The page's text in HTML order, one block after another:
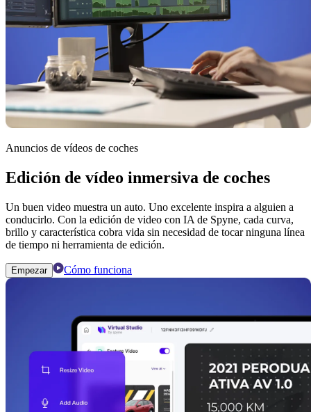
Anuncios de vídeos de coches
Edición de vídeo inmersiva de coches
Un buen video muestra un auto. Uno excelente inspira a alguien a
conducirlo. Con la edición de video con IA de Spyne, cada curva,
brillo y característica cobra vida sin necesidad de tocar ninguna línea
de tiempo ni herramienta de edición.
Empezar Cómo funciona